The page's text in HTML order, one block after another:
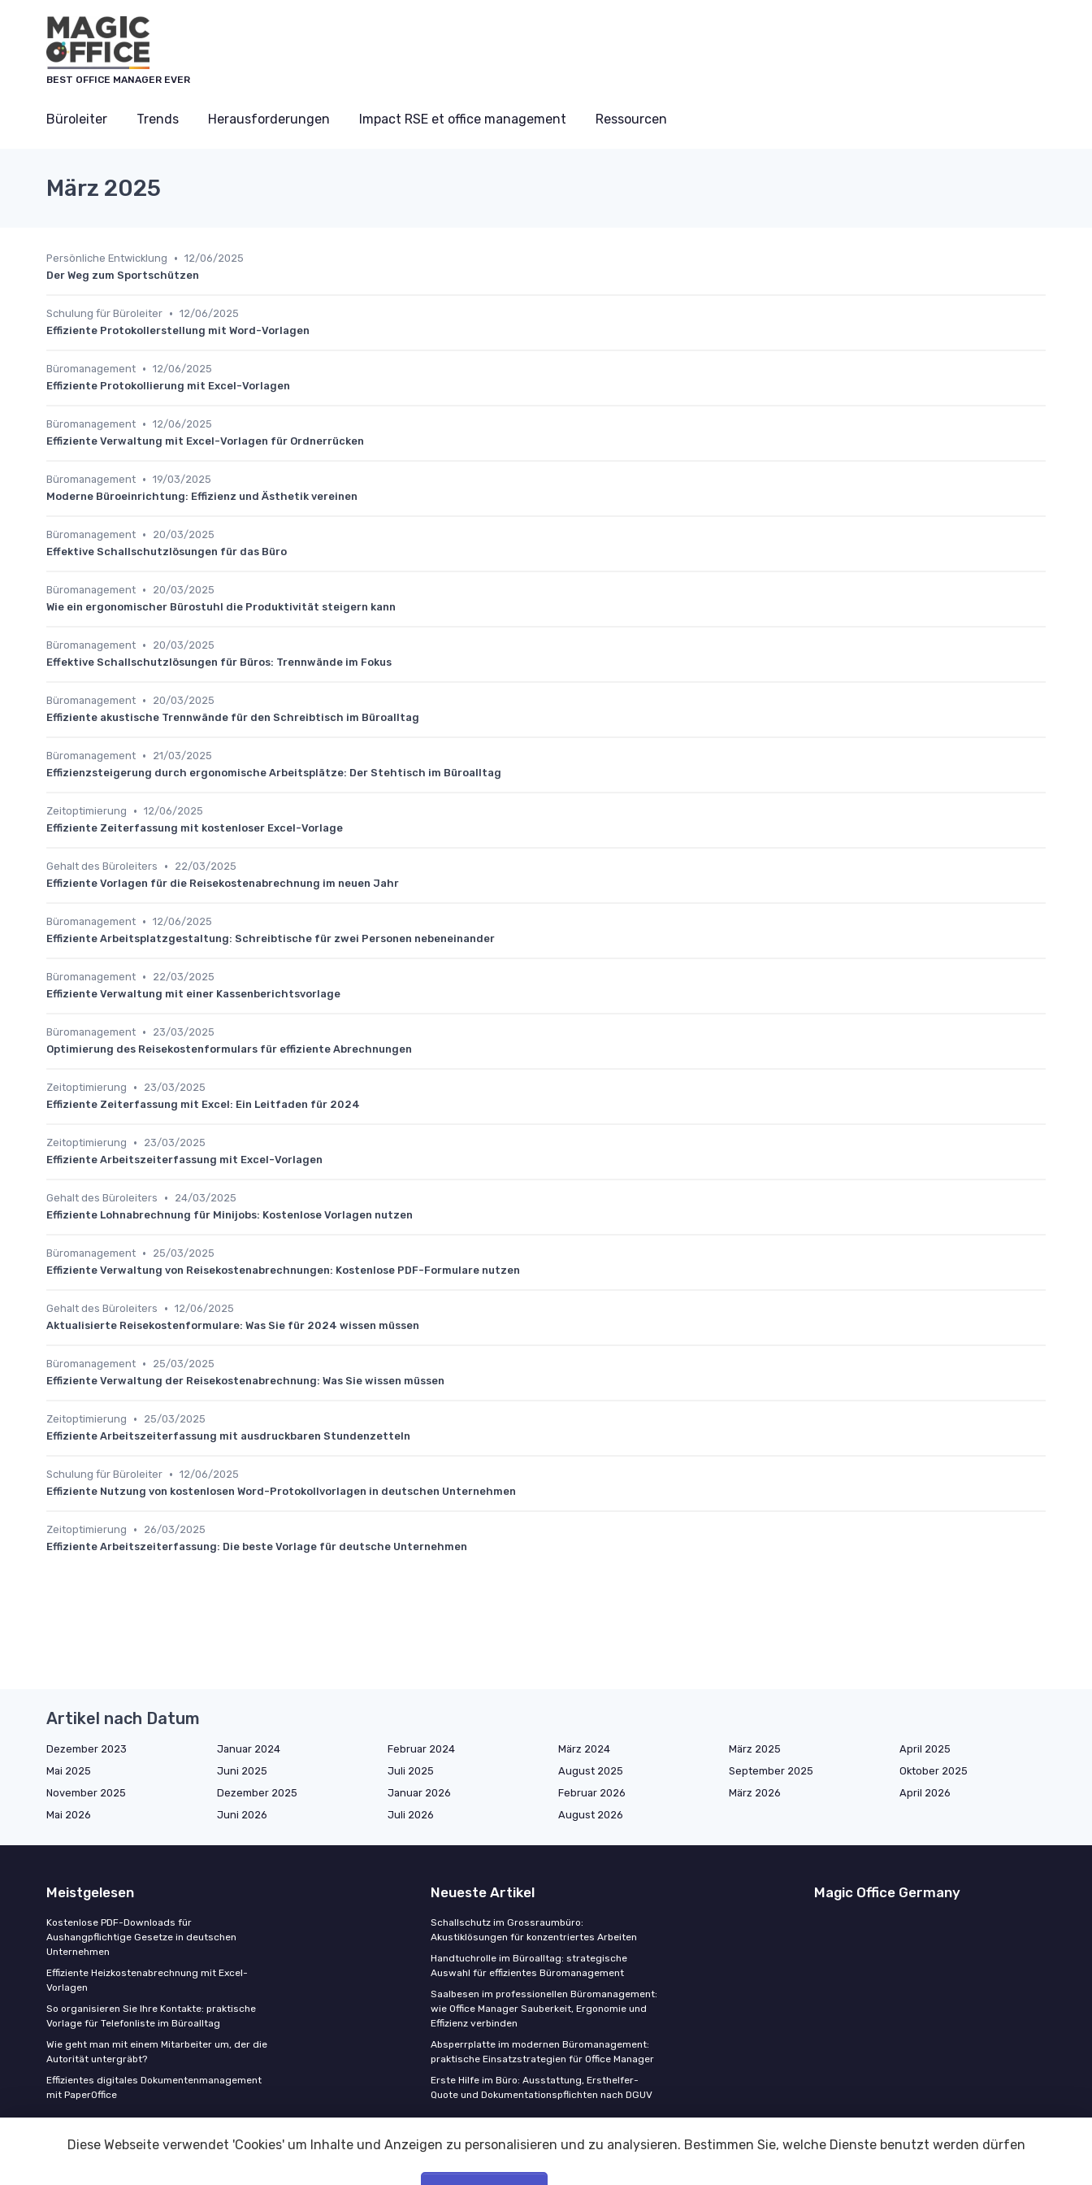
BEST OFFICE MANAGER EVER
Büroleiter Trends Herausforderungen Impact RSE et office management Ressourcen
März 2025
Persönliche Entwicklung • 12/06/2025
Der Weg zum Sportschützen
Schulung für Büroleiter • 12/06/2025
Effiziente Protokollerstellung mit Word-Vorlagen
Büromanagement • 12/06/2025
Effiziente Protokollierung mit Excel-Vorlagen
Büromanagement • 12/06/2025
Effiziente Verwaltung mit Excel-Vorlagen für Ordnerrücken
Büromanagement • 19/03/2025
Moderne Büroeinrichtung: Effizienz und Ästhetik vereinen
Büromanagement •
20/03/2025
Effektive Schallschutzlösungen für das Büro
Büromanagement •
20/03/2025
Wie ein ergonomischer Bürostuhl die Produktivität steigern kann
Büromanagement •
20/03/2025
Effektive Schallschutzlösungen für Büros: Trennwände im Fokus
Büromanagement •
20/03/2025
Effiziente akustische Trennwände für den Schreibtisch im Büroalltag
Büromanagement •
21/03/2025
Effizienzsteigerung durch ergonomische Arbeitsplätze: Der Stehtisch im Büroalltag
Zeitoptimierung • 12/06/2025
Effiziente Zeiterfassung mit kostenloser Excel-Vorlage
Gehalt des Büroleiters •
22/03/2025
Effiziente Vorlagen für die Reisekostenabrechnung im neuen Jahr
Büromanagement • 12/06/2025
Effiziente Arbeitsplatzgestaltung: Schreibtische für zwei Personen nebeneinander
Büromanagement •
22/03/2025
Effiziente Verwaltung mit einer Kassenberichtsvorlage
Büromanagement •
23/03/2025
Optimierung des Reisekostenformulars für effiziente Abrechnungen
Zeitoptimierung •
23/03/2025
Effiziente Zeiterfassung mit Excel: Ein Leitfaden für 2024
Zeitoptimierung •
23/03/2025
Effiziente Arbeitszeiterfassung mit Excel-Vorlagen
Gehalt des Büroleiters •
24/03/2025
Effiziente Lohnabrechnung für Minijobs: Kostenlose Vorlagen nutzen
Büromanagement •
25/03/2025
Effiziente Verwaltung von Reisekostenabrechnungen: Kostenlose PDF-Formulare nutzen
Gehalt des Büroleiters • 12/06/2025
Aktualisierte Reisekostenformulare: Was Sie für 2024 wissen müssen
Büromanagement •
25/03/2025
Effiziente Verwaltung der Reisekostenabrechnung: Was Sie wissen müssen
Zeitoptimierung •
25/03/2025
Effiziente Arbeitszeiterfassung mit ausdruckbaren Stundenzetteln
Schulung für Büroleiter • 12/06/2025
Effiziente Nutzung von kostenlosen Word-Protokollvorlagen in deutschen Unternehmen
Zeitoptimierung •
26/03/2025
Effiziente Arbeitszeiterfassung: Die beste Vorlage für deutsche Unternehmen
Artikel nach Datum
Dezember 2023 Januar 2024 Februar 2024 März 2024 März 2025
April 2025
Mai 2025
Juni 2025 Juli 2025 August 2025 September 2025
Oktober 2025
November 2025
Dezember 2025 Januar 2026 Februar 2026 März 2026
April 2026
Mai 2026
Juni 2026 Juli 2026 August 2026
Meistgelesen
Kostenlose PDF-Downloads für
Aushangpflichtige Gesetze in deutschen
Unternehmen
Effiziente Heizkostenabrechnung mit Excel-
Vorlagen
So organisieren Sie Ihre Kontakte: praktische
Vorlage für Telefonliste im Büroalltag
Wie geht man mit einem Mitarbeiter um, der die
Autorität untergräbt?
Effizientes digitales Dokumentenmanagement
mit PaperOffice
Neueste Artikel
Schallschutz im Grossraumbüro:
Akustiklösungen für konzentriertes Arbeiten
Handtuchrolle im Büroalltag: strategische
Auswahl für effizientes Büromanagement
Saalbesen im professionellen Büromanagement:
wie Office Manager Sauberkeit, Ergonomie und
Effizienz verbinden
Absperrplatte im modernen Büromanagement:
praktische Einsatzstrategien für Office Manager
Erste Hilfe im Büro: Ausstattung, Ersthelfer-
Quote und Dokumentationspflichten nach DGUV
Magic Office Germany
Diese Webseite verwendet 'Cookies' um Inhalte und Anzeigen zu personalisieren und zu analysieren. Bestimmen Sie, welche Dienste benutzt werden dürfen